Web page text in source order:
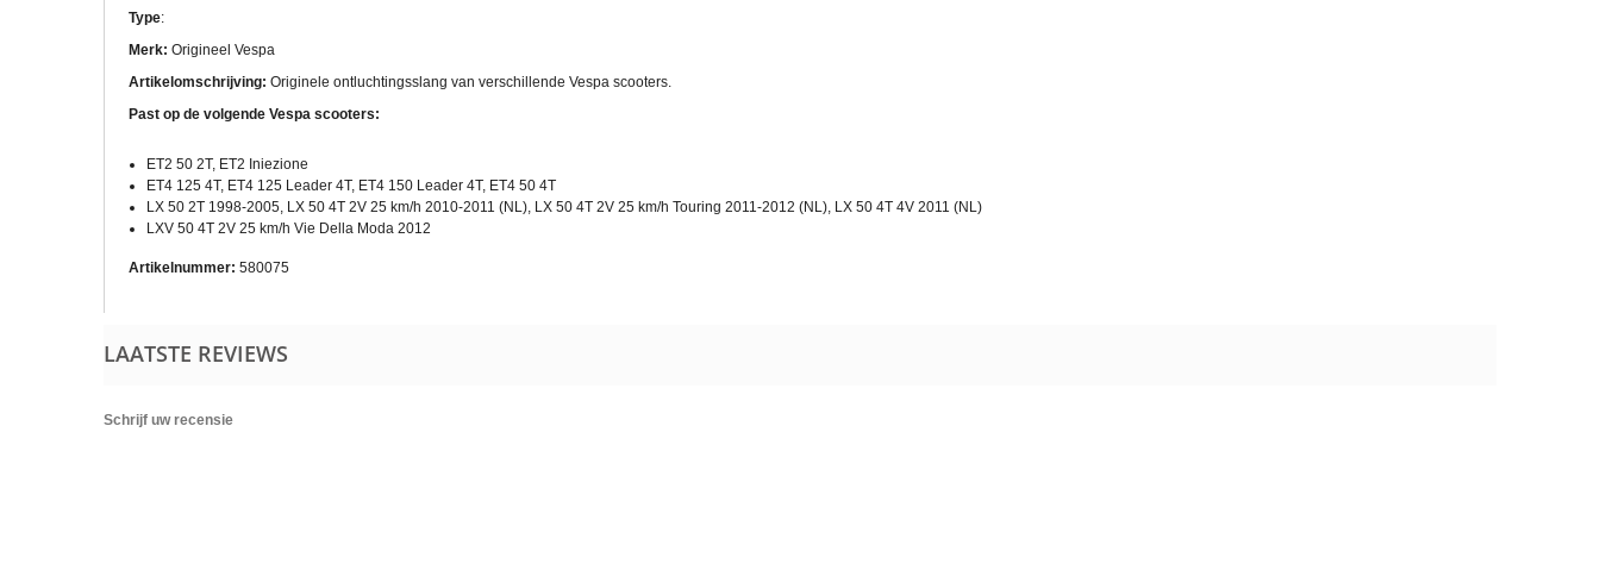
Type:
Merk: Origineel Vespa
Artikelomschrijving: Originele ontluchtingsslang van verschillende Vespa scooters.
Past op de volgende Vespa scooters:
ET2 50 2T, ET2 Iniezione
ET4 125 4T, ET4 125 Leader 4T, ET4 150 Leader 4T, ET4 50 4T
LX 50 2T 1998-2005, LX 50 4T 2V 25 km/h 2010-2011 (NL), LX 50 4T 2V 25 km/h Touring 2011-2012 (NL), LX 50 4T 4V 2011 (NL)
LXV 50 4T 2V 25 km/h Vie Della Moda 2012
Artikelnummer: 580075
LAATSTE REVIEWS
Schrijf uw recensie